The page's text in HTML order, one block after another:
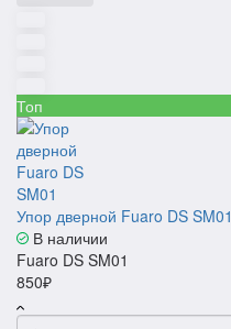
Топ
Упор дверной Fuaro DS SM01
В наличии
Fuaro DS SM01
850₽